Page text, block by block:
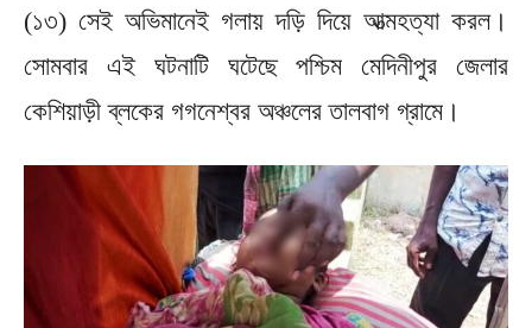
(১৩) সেই অভিমানেই গলায় দড়ি দিয়ে আত্মহত্যা করল।
সোমবার এই ঘটনাটি ঘটেছে পশ্চিম মেদিনীপুর জেলার
কেশিয়াড়ী ব্লকের গগনেশ্বর অঞ্চলের তালবাগ গ্রামে।